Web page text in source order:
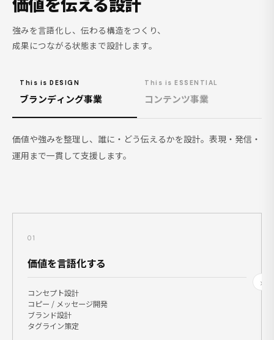
強みを言語化し、伝わる構造をつくり、
成果につながる状態まで設計します。
This is DESIGN
ブランディング事業
This is ESSENTIAL
コンテンツ事業
価値や強みを整理し、誰に・どう伝えるかを設計。表現・発信・
運用まで一貫して支援します。
01
価値を言語化する
コンセプト設計
コピー / メッセージ開発
ブランド設計
タグライン策定
›